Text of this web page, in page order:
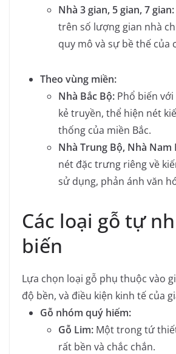
Nhà 3 gian, 5 gian, 7 gian:
trên số lượng gian nhà
quy mô và sự bề thế của
Theo vùng miền:
Nhà Bắc Bộ: Phổ biến
kẻ truyền, thể hiện nét
thống của miền Bắc.
Nhà Trung Bộ, Nhà Nam
nét đặc trưng riêng về
sử dụng, phản ánh văn
Các loại gỗ tự
biến
Lựa chọn loại gỗ phụ thuộc vào
độ bền, và điều kiện kinh tế của
Gỗ nhóm quý hiếm:
Gỗ Lim: Một trong tứ
rất bền và chắc chắn.